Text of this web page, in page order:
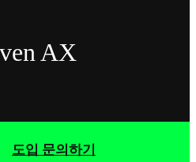
AX
도입 문의하기